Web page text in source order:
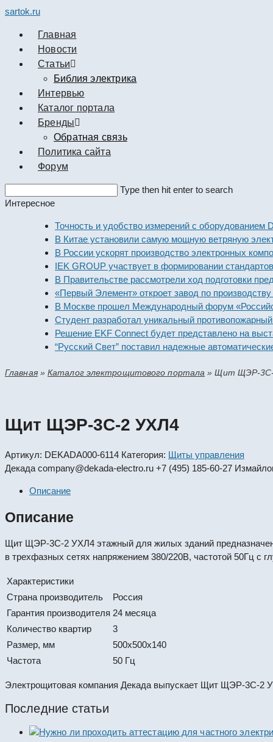
sartok.ru
Главная
Новости
Cтатьи
Библия электрика
Интервью
Каталог портала
Бренды
Обратная связь
Политика сайта
Форум
this
Type then hit enter to search
Интересное
Точность и удобство измерений с оборудованием Dekraft
В Китае установили самую мощную ветряную
В России ускорят производство электронных
IEK GROUP участвует в формировании стандартов
В Правительстве рассмотрели ход подготовки
«Первый Элемент» откроет завод по производству
В Москве прошел Международный форум «Российская
Студент разработал уникальный противопожарный
Решение EKF Connect будет представлено на
“Русский Свет” поставил надежные автоматические
Главная»Каталог электрощитового портала »Щит ЩЭР-
Щит ЩЭР-3С-2 УХЛ4
Артикул: DEKADA000-6114 Категория: Щиты управления
Декада company@dekada-electro.ru +7 (495) 185-60-27
Описание
Описание
Щит ЩЭР-3С-2 УХЛ4 этажный для жилых зданий предназначен
в трехфазных сетях напряжением 380/220В, частотой 50Гц с
Характеристики
Страна производитель
Россия
Гарантия производителя 24 месяца
Количество квартир
3
Размер, мм
500x500x140
Частота
50 Гц
Электрощитовая компания Декада выпускает Щит ЩЭР-3С-2
Последние статьи